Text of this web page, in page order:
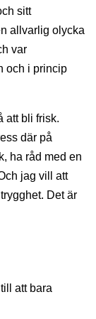
sitt
allvarlig olycka
var
och i princip
att bli frisk.
där på
ha råd med en
jag vill att
Det är
att bara